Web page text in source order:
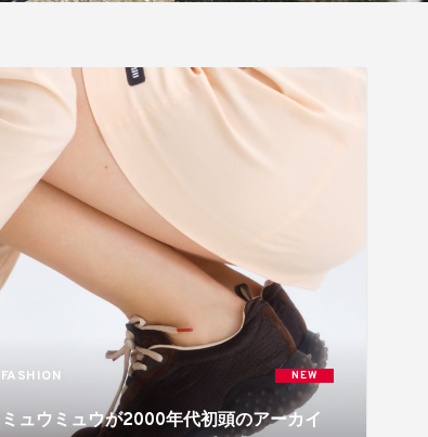
FASHION NEW
ミュウミュウが2000年代初頭のアーカイ